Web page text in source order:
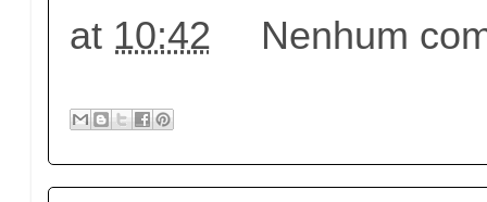
at 10:42 Nenhum